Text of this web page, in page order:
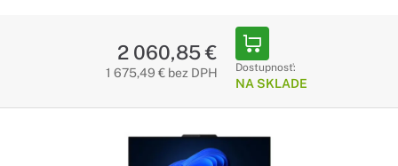
2 060,85 €
1 675,49 € bez DPH Dostupnosť:
NA SKLADE